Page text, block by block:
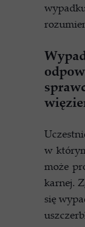
w
może
karnej.
się